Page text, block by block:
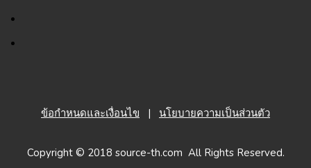
ข้อกำหนดและเงื่อนไข | นโยบายความเป็นส่วนตัว
Copyright © 2018 source-th.com All Rights Reserved.